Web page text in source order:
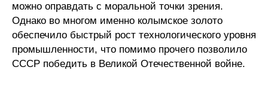
можно оправдать с моральной точки зрения.
Однако во многом именно колымское золото
обеспечило быстрый рост технологического уровня
промышленности, что помимо прочего позволило
СССР победить в Великой Отечественной войне.